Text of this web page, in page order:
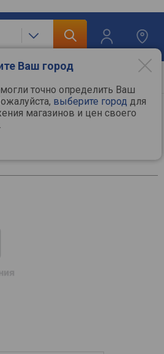
Ваш город
точно определить Ваш
выберите город для
магазинов и цен своего
техника/ Кухня/
RK-M148